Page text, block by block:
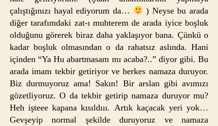
çalıştığınızı hayal ediyorum da…
) Neyse bu arada
diğer tarafımdaki zat-ı muhterem de arada iyice boşluk
olduğunu görerek biraz daha yaklaşıyor bana. Çünkü o
kadar boşluk olmasından o da rahatsız aslında. Hani
içinden “Ya Hu abartmasam mı acaba?..” diyor gibi. Bu
arada imam tekbir getiriyor ve herkes namaza duruyor.
Biz durmuyoruz ama! Sakın! Bir arslan gibi avımızı
gözetliyoruz. O da tekbir getirip namaza duruyor mu?
Heh işteee kapana kısıldııı. Artık kaçacak yeri yok…
Gevşeyip normal şekilde duruyoruz ve namaza